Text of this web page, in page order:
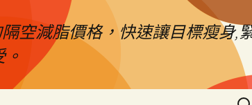
空減脂價格，快速讓目標瘦身,
搜